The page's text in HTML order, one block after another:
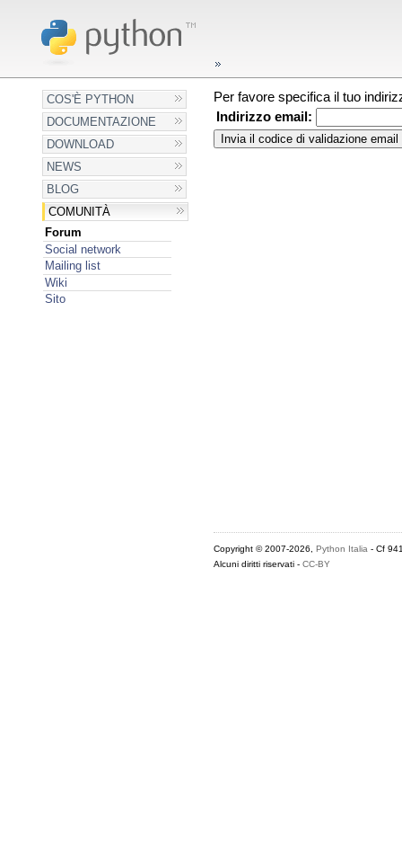
COS'È PYTHON
DOCUMENTAZIONE
DOWNLOAD
NEWS
BLOG
COMUNITÀ
Forum
Social network
Mailing list
Wiki
Sito
Per favore specifica il tuo
Indirizzo email:
Copyright © 2007-2026, Python Italia - Cf
Alcuni diritti riservati - CC-BY